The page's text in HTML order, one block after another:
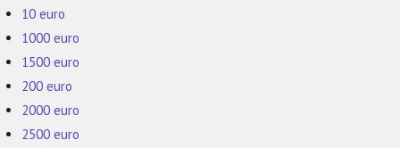
10 euro
1000 euro
1500 euro
200 euro
2000 euro
2500 euro